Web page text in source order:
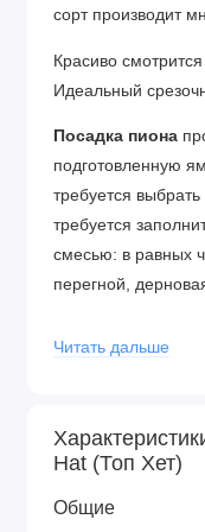
сорт производит
Красиво
Идеальный
Посадка пиона
подготовленную
требуется
требуется
смесью: в равных
перегной,
субстратом.
около побегов
Уход за пионом
рыхлению грунта
Читать дальше
Hat (Топ Хет)
Общие